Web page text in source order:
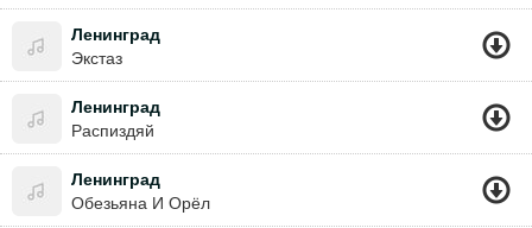
Ленинград
Экстаз
Ленинград
Распиздяй
Ленинград
Обезьяна И Орёл